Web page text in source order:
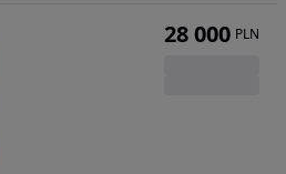
28 000 PLN